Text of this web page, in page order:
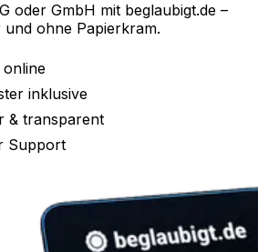
oder GmbH mit beglaubigt.de –
ohne Papierkram.
inklusive
& transparent
Support